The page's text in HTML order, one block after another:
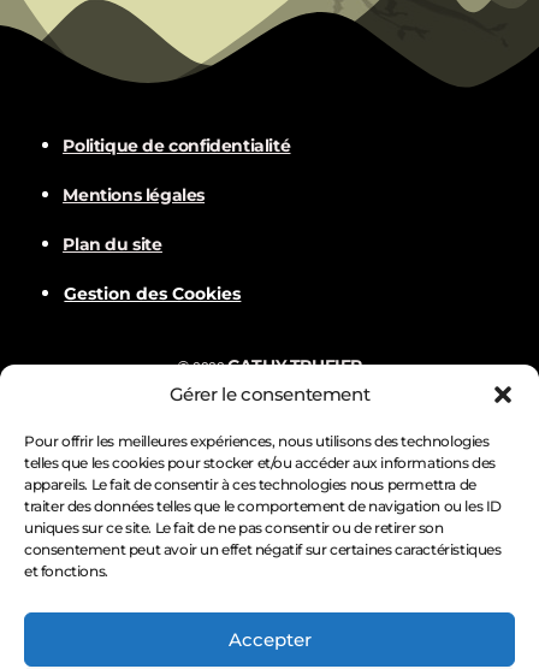
Gérer le consentement
Pour offrir les meilleures expériences, nous utilisons des technologies
telles que les cookies pour stocker et/ou accéder aux informations des
appareils. Le fait de consentir à ces technologies nous permettra de
traiter des données telles que le comportement de navigation ou les ID
uniques sur ce site. Le fait de ne pas consentir ou de retirer son
consentement peut avoir un effet négatif sur certaines caractéristiques
et fonctions.
Accepter
Politique de confidentialité
Mentions légales
Plan du site
Gestion des Cookies
©2022CATHY TRUFIER